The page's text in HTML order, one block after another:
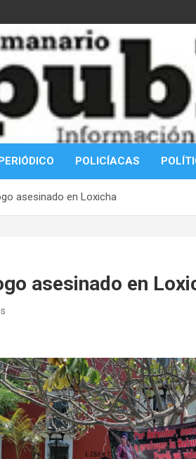
POLICÍACAS
asesinado en Loxicha
asesinado en